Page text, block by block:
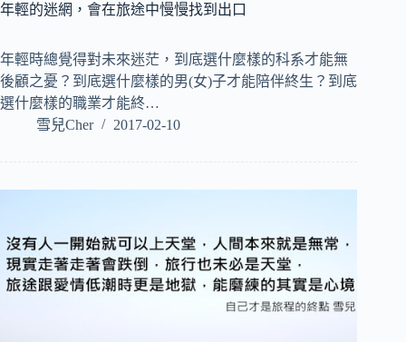
年輕的迷網，會在旅途中慢慢找到出口
年輕時總覺得對未來迷茫，到底選什麼樣的科系才能無
後顧之憂？到底選什麼樣的男(女)子才能陪伴終生？到底
選什麼樣的職業才能終…
雪兒Cher
2017-02-10